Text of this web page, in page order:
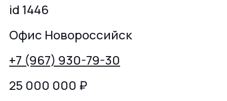
id 1446
Офис Новороссийск
+7 (967) 930-79-30
25 000 000 ₽